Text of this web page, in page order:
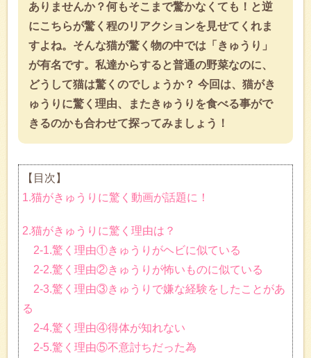
ありませんか？何もそこまで驚かなくても！と逆
にこちらが驚く程のリアクションを見せてくれま
すよね。そんな猫が驚く物の中では「きゅうり」
が有名です。私達からすると普通の野菜なのに、
どうして猫は驚くのでしょうか？ 今回は、猫がき
ゅうりに驚く理由、またきゅうりを食べる事がで
きるのかも合わせて探ってみましょう！
【目次】
1.猫がきゅうりに驚く動画が話題に！
2.猫がきゅうりに驚く理由は？
2-1.驚く理由①きゅうりがヘビに似ている
2-2.驚く理由②きゅうりが怖いものに似ている
2-3.驚く理由③きゅうりで嫌な経験をしたことがあ
る
2-4.驚く理由④得体が知れない
2-5.驚く理由⑤不意討ちだった為